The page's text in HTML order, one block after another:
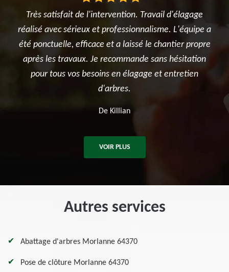
a
propre
Je suis ravi des travaux réalisés dans mon jardin entre
l'élagage du cerisier, l'entretien des rosiers, la tonte
et surtout le terrassement et la création du jardin
potager. Je recommande sincèrement cette
entreprise.
VOIR PLUS
Autres services
Abattage d'arbres Morlanne 64370
Pose de clôture Morlanne 64370